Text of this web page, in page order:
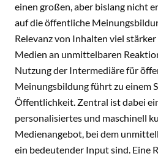
einen großen, aber bislang nicht
auf die öffentliche
Relevanz von Inhalten viel
Medien an unmittelbaren
Nutzung der Intermediäre für
Meinungsbildung führt zu einem
Öffentlichkeit. Zentral ist dabei
personalisiertes und maschinell
Medienangebot, bei dem
ein bedeutender Input sind. Eine